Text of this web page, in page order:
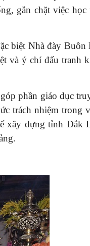
gắn chặt việc học
biệt Nhà đày Buôn
và ý chí đấu tranh
phần giáo dục
trách nhiệm trong
xây dựng tỉnh Đắk